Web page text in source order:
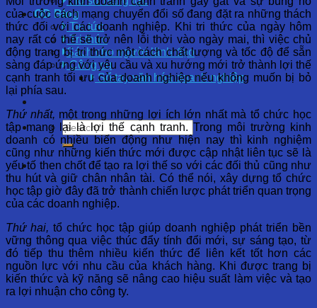
OD Blog
Tin tức
Tri thức
Sách cho người lãnh đạo
Công cụ
Sổ tay văn hóa doanh nghiệp
của cuộc cách mạng chuyển đổi số đang đặt ra những thách
thức đối với các doanh nghiệp. Khi tri thức của ngày hôm
nay rất có thể sẽ trở nên lỗi thời vào ngày mai, thì việc chủ
động trang bị tri thức một cách chất lượng và tốc độ để sẵn
sàng đáp ứng với yêu cầu và xu hướng mới trở thành lợi thế
cạnh tranh tối ưu của doanh nghiệp nếu không muốn bị bỏ
lại phía sau.
Thứ nhất, một trong những lợi ích lớn nhất mà tổ chức học
tập mang lại là lợi thế cạnh tranh. Trong môi trường kinh
doanh có nhiều biến động như hiện nay thì kinh nghiệm
cũng như những kiến thức mới được cập nhật liên tục sẽ là
yếu tố then chốt để tạo ra lợi thế so với các đối thủ cũng như
thu hút và giữ chân nhân tài. Có thể nói, xây dựng tổ chức
học tập giờ đây đã trở thành chiến lược phát triển quan trọng
của các doanh nghiệp.
Thứ hai, tổ chức học tập giúp doanh nghiệp phát triển bền
vững thông qua việc thúc đẩy tính đổi mới, sự sáng tạo, từ
đó tiếp thu thêm nhiều kiến thức để liên kết tốt hơn các
nguồn lực với nhu cầu của khách hàng. Khi được trang bị
kiến thức và kỹ năng sẽ nâng cao hiệu suất làm việc và tạo
ra lợi nhuận cho công ty.